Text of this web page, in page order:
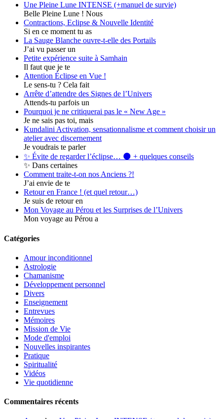
Une Pleine Lune INTENSE (+manuel de survie)
Belle Pleine Lune ! Nous
Contractions, Eclipse & Nouvelle Identité
Si en ce moment tu as
La Sauge Blanche ouvre-t-elle des Portails
J’ai vu passer un
Petite expérience suite à Samhain
Il faut que je te
Attention Éclipse en Vue !
Le sens-tu ? Cela fait
Arrête d’attendre des Signes de l’Univers
Attends-tu parfois un
Pourquoi je ne critiquerai pas le « New Age »
Je ne sais pas toi, mais
Kundalini Activation, sensationnalisme et comment choisir un
atelier avec discernement
Je voudrais te parler
✨ Évite de regarder l’éclipse… 🌑 + quelques conseils
✨ Dans certaines
Comment traite-t-on nos Anciens ?!
J’ai envie de te
Retour en France ! (et quel retour…)
Je suis de retour en
Mon Voyage au Pérou et les Surprises de l’Univers
Mon voyage au Pérou a
Catégories
Amour inconditionnel
Astrologie
Chamanisme
Développement personnel
Divers
Enseignement
Entrevues
Mémoires
Mission de Vie
Mode d'emploi
Nouvelles inspirantes
Pratique
Spiritualité
Vidéos
Vie quotidienne
Commentaires récents